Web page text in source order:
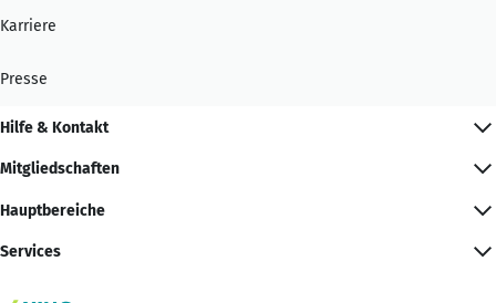
Karriere
Presse
Hilfe & Kontakt
Mitgliedschaften
Hauptbereiche
Services